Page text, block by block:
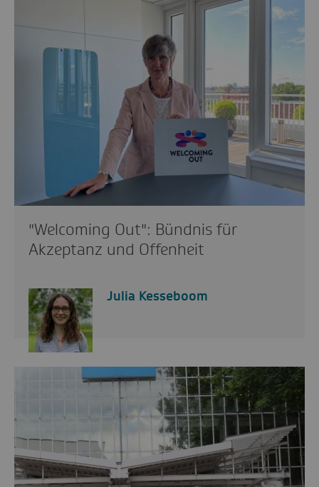
"Welcoming Out": Bündnis für
Akzeptanz und Offenheit
Julia Kesseboom